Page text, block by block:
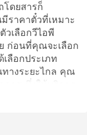
ดยสารก็
ราคาตั๋วที่เหมาะ
เลือกวีไอพี
ก่อนที่คุณจะเลือก
ลือกประเภท
างระยะไกล คุณ
คุณ หรือเพียงแค่